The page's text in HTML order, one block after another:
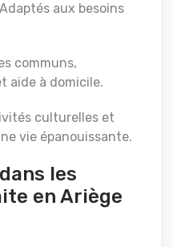
aux besoins
communs,
aide à domicile.
culturelles et
vie épanouissante.
les
en Ariège